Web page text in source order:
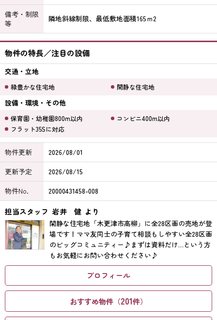
備考・制限
等
隣地斜線制限、最低敷地面積165ｍ2
物件の特長／注目の設備
交通・立地
緑豊かな住宅地 閑静な住宅地
設備・環境・その他
保育園・幼稚園800m以内
コンビニ400m以内
フラット35Sに対応
物件更新
2026/08/01
更新予定
2026/08/15
物件No.
20000431458-008
担当スタッフ 岩井 健 より
閑静な住宅地「木更津市高柳」に全28区画の売地が登
場です！ママ友同士の子育て相談もしやすい全28区画
のビッグコミュニティー♪まずは資料だけ…という方
もお気軽にお問い合わせください♪
プロフィール
おすすめ物件（201件）